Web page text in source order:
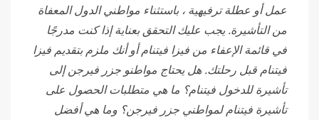
عمل أو عطلة ترفيهية ، باستثناء مواطني الدول المعفاة
من التأشيرة. يجب عليك التحقق بعناية إذا كنت مدرجًا
في قائمة الإعفاء من فيزا فيتنام أو أنك ملزم بتقديم فيزا
فيتنام قبل رحلتك. هل يحتاج مواطنو جزر فيرجن إلى
تأشيرة للدخول فيتنام؟ ما هي متطلبات الحصول على
تأشيرة فيتنام لمواطني جزر فيرجن؟ وما هي أفضل